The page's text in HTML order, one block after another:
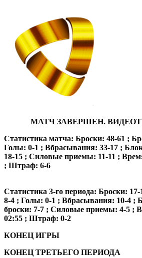
МАТЧ ЗАВЕРШЕН.
Статистика матча: Броски: 48-61 ;
Голы: 0-1 ; Вбрасывания: 33-17 ;
18-15 ; Силовые приемы: 11-11 ;
; Штраф: 6-6
Статистика 3-го периода: Броски:
8-4 ; Голы: 0-1 ; Вбрасывания: 10-4 ;
броски: 7-7 ; Силовые приемы: 4-5 ;
02:55 ; Штраф: 0-2
КОНЕЦ ИГРЫ
КОНЕЦ ТРЕТЬЕГО ПЕРИОДА